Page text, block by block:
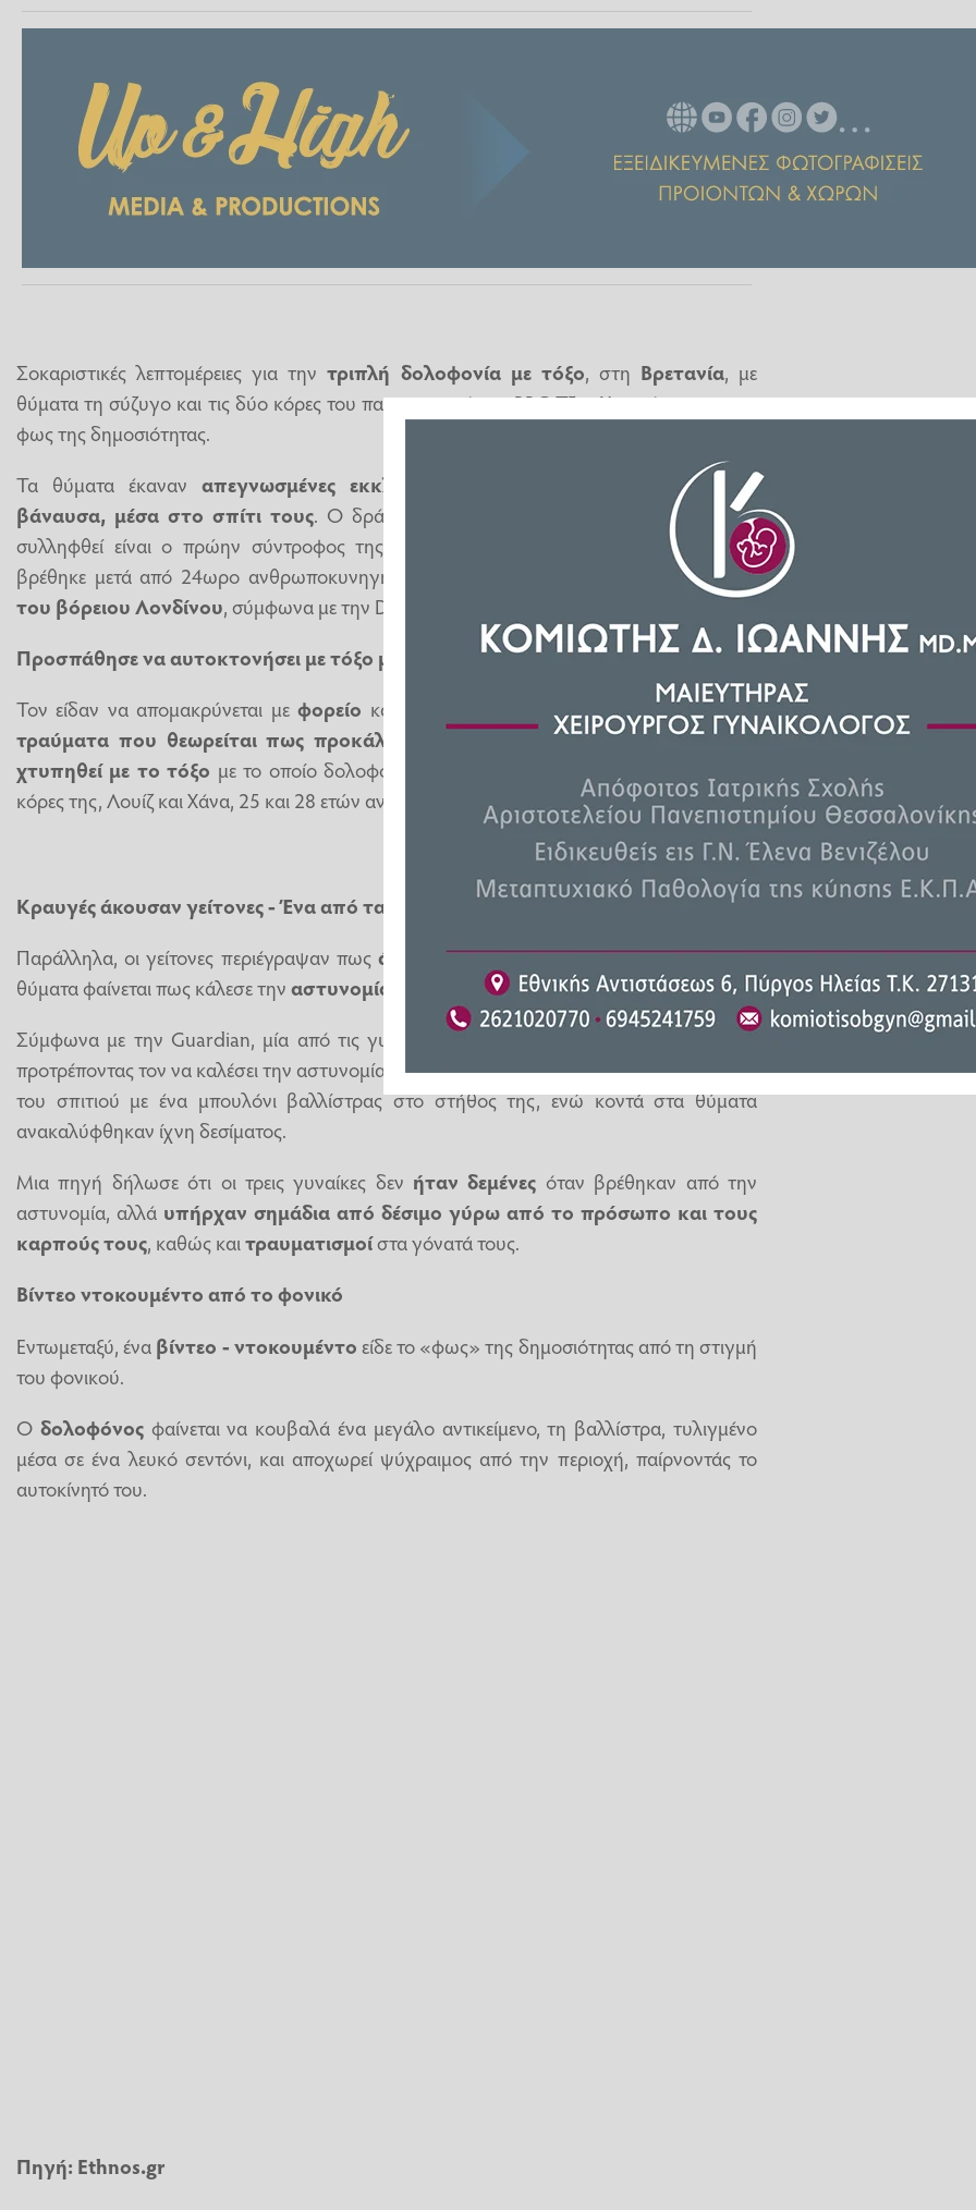
Σοκαριστικές λεπτομέρειες για τηντριπλή δολοφονία με τόξο, στη Βρετανία, με
θύματα τη σύζυγο και τις δύο κόρες του παρουσιαστή του BBC Τζον Χαντ, έρχονται στο
φως της δημοσιότητας.
Τα θύματα έκαναν απεγνωσμένες εκκλήσεις
εκτελεστούν
βάναυσα, μέσα στο σπίτι τους. Ο δράστης, ο 26χρονος Κάιλ Κλίφορντ που έχει
συλληφθεί είναι ο πρώην σύντροφος της μιας κόρης του παρουσιαστή. Ο άνδρας
βρέθηκε μετά από 24ωρο ανθρωποκυνηγητού, και ήταν κρυμμένος σε
νεκροταφείο
του βόρειου Λονδίνου, σύμφωνα με την Daily Mail.
Προσπάθησε να αυτοκτονήσει με τόξο μετά το τριπλό φονικό
Τον είδαν να απομακρύνεται μεφορείο και παραμένει
στo νοσοκομείο με σοβαρά
τραύματα που θεωρείται πως προκάλεσε στον εαυτό του, προσπαθώνταςνα
χτυπηθεί με το τόξο με το οποίο δολοφόνησε την 61χρονη Κάρολ Χαντ και τις δύο
κόρες της, Λουίζ και Χάνα, 25 και 28 ετών αντίστοιχα.
Κραυγές άκουσαν γείτονες - Ένα από τα θύματα κάλεσε την αστυνομία
Παράλληλα, οι γείτονες περιέγραψαν πως άκουσαν κραυγές. Επίσης, ένα από τα τρία
θύματα φαίνεται πως κάλεσε τηναστυνομία
και ενημέρωσε για το περιστατικό.
Σύμφωνα με την Guardian, μία από τις γυναίκες έστειλε μήνυμα στον σύντροφό της
προτρέποντας τον να καλέσει την αστυνομία. Η Κάρολ, φέρεται να βρέθηκε στο διάδρομο
του σπιτιού με ένα μπουλόνι βαλλίστρας στο στήθος της, ενώ κοντά στα θύματα
ανακαλύφθηκαν ίχνη δεσίματος.
Μια πηγή δήλωσε ότι οι τρεις γυναίκες δεν ήταν δεμένες όταν βρέθηκαν από την
αστυνομία, αλλά υπήρχαν σημάδια από δέσιμο γύρω από το πρόσωπο και τους
καρπούς τους, καθώς καιτραυματισμοίστα γόνατά τους.
Βίντεο ντοκουμέντο από το φονικό
Εντωμεταξύ, έναβίντεο - ντοκουμέντοείδε το «φως» της δημοσιότητας από τη στιγμή
του φονικού.
Ο δολοφόνοςφαίνεται να κουβαλά ένα μεγάλο αντικείμενο, τη βαλλίστρα, τυλιγμένο
μέσα σε ένα λευκό σεντόνι, και αποχωρεί ψύχραιμος από την περιοχή, παίρνοντάς το
αυτοκίνητό του.
Πηγή: Ethnos.gr